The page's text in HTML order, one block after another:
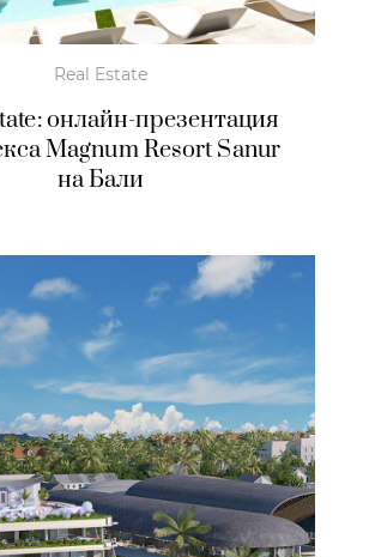
Real Estate
онлайн-презентация
Magnum Resort Sanur
на Бали